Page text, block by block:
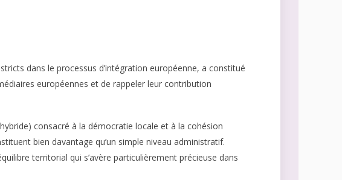
dans le processus d’intégration européenne, a constitué
européennes et de rappeler leur contribution
consacré à la démocratie locale et à la cohésion
bien davantage qu’un simple niveau administratif.
territorial qui s’avère particulièrement précieuse dans